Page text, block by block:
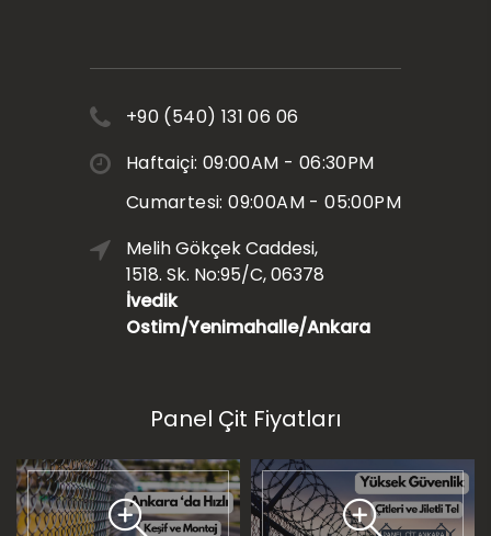
+90 (540) 131 06 06
Haftaiçi: 09:00AM - 06:30PM
Cumartesi: 09:00AM - 05:00PM
Melih Gökçek Caddesi,
1518. Sk. No:95/C, 06378
İvedik
Ostim/Yenimahalle/Ankara
Panel Çit Fiyatları